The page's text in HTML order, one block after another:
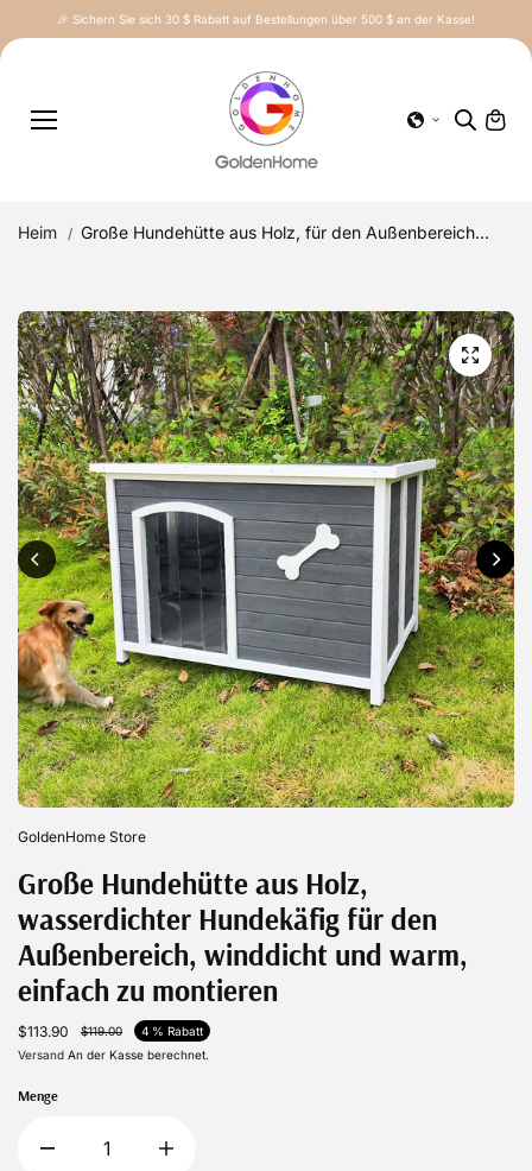
Inhalt
🎉 Sichern Sie sich 30 $ Rabatt auf Bestellungen über 500 $ an der Kasse!
Heim Große Hundehütte aus Holz, für den Außenbereich...
GoldenHome Store
Große Hundehütte aus Holz,
wasserdichter Hundekäfig für den
Außenbereich, winddicht und warm,
einfach zu montieren
$113.90 $119.00
4 % Rabatt
Versand An der Kasse berechnet.
Menge